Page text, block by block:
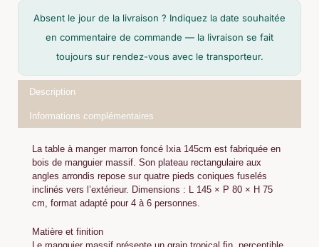
145cm
Absent le jour de la livraison ? Indiquez la date souhaitée
en commentaire de commande — la livraison se fait
toujours sur rendez-vous avec le transporteur.
Description
Informations complémentaires
La table à manger marron foncé Ixia 145cm est fabriquée en
bois de manguier massif. Son plateau rectangulaire aux
angles arrondis repose sur quatre pieds coniques fuselés
inclinés vers l’extérieur. Dimensions : L 145 × P 80 × H 75
cm, format adapté pour 4 à 6 personnes.
Matière et finition